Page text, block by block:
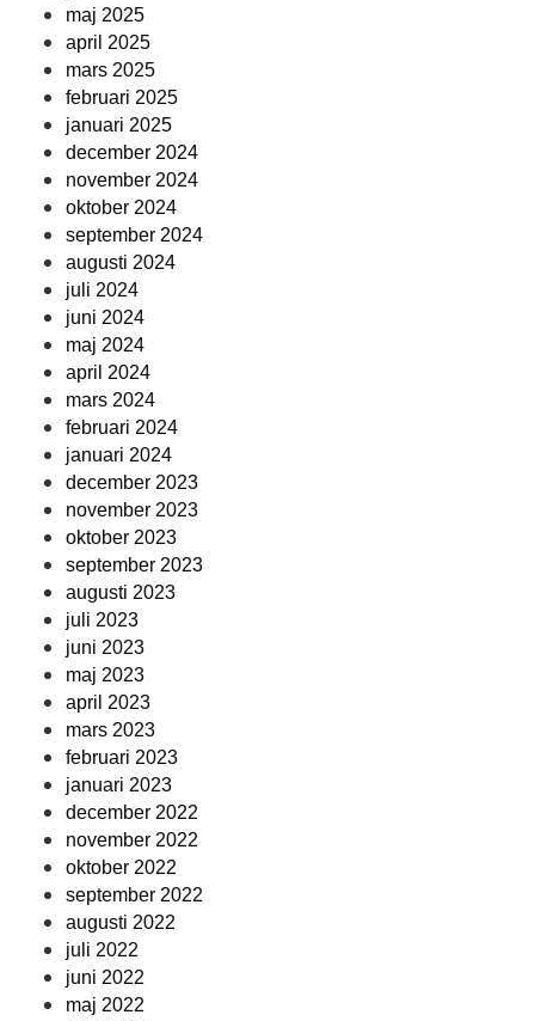
maj 2025
april 2025
mars 2025
februari 2025
januari 2025
december 2024
november 2024
oktober 2024
september 2024
augusti 2024
juli 2024
juni 2024
maj 2024
april 2024
mars 2024
februari 2024
januari 2024
december 2023
november 2023
oktober 2023
september 2023
augusti 2023
juli 2023
juni 2023
maj 2023
april 2023
mars 2023
februari 2023
januari 2023
december 2022
november 2022
oktober 2022
september 2022
augusti 2022
juli 2022
juni 2022
maj 2022